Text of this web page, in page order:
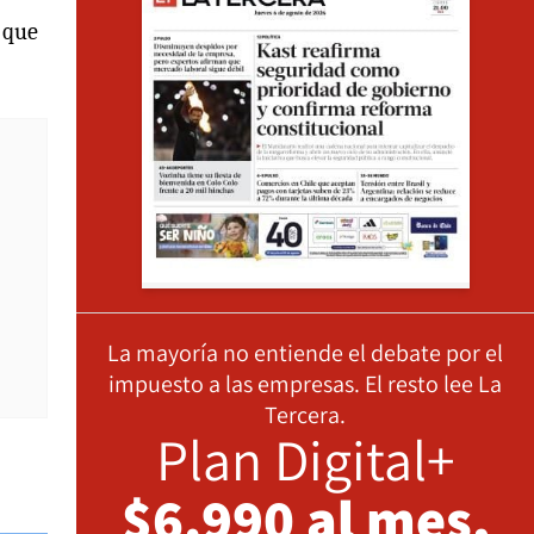
La mayoría no entiende el debate por el
impuesto a las empresas. El resto lee La
Tercera.
Plan Digital+
$6.990 al mes,